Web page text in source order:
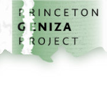
إلى المحتوى الرئيسي
الرئيسية